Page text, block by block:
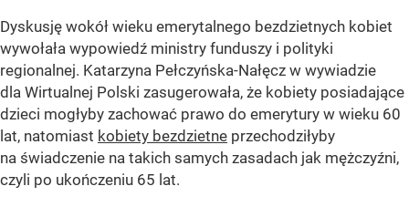
Dyskusję wokół wieku emerytalnego bezdzietnych kobiet
wywołała wypowiedź ministry funduszy i polityki
regionalnej. Katarzyna Pełczyńska-Nałęcz w wywiadzie
dla Wirtualnej Polski zasugerowała, że kobiety posiadające
dzieci mogłyby zachować prawo do emerytury w wieku 60
lat, natomiast kobiety bezdzietne przechodziłyby
na świadczenie na takich samych zasadach jak mężczyźni,
czyli po ukończeniu 65 lat.